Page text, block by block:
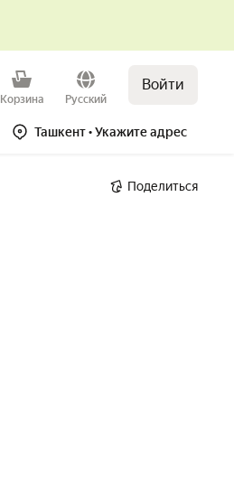
Корзина Русский
Войти
Ташкент• Укажите адрес
Поделиться